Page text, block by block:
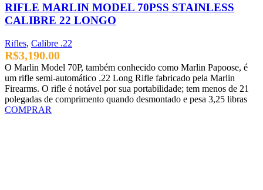
RIFLE MARLIN MODEL 70PSS STAINLESS
CALIBRE 22 LONGO
Rifles, Calibre .22
R$3,190.00
O Marlin Model 70P, também conhecido como Marlin Papoose, é
um rifle semi-automático .22 Long Rifle fabricado pela Marlin
Firearms. O rifle é notável por sua portabilidade; tem menos de 21
polegadas de comprimento quando desmontado e pesa 3,25 libras
COMPRAR